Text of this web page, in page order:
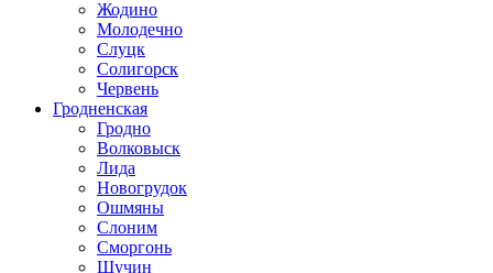
Жодино
Молодечно
Слуцк
Солигорск
Червень
Гродненская
Гродно
Волковыск
Лида
Новогрудок
Ошмяны
Слоним
Сморгонь
Щучин